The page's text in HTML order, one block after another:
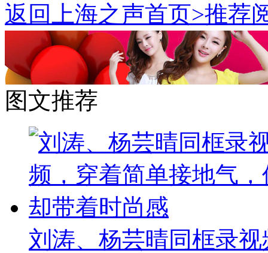
返回上海之声首页>推荐
图文推荐
刘涛、杨芸晴同框录